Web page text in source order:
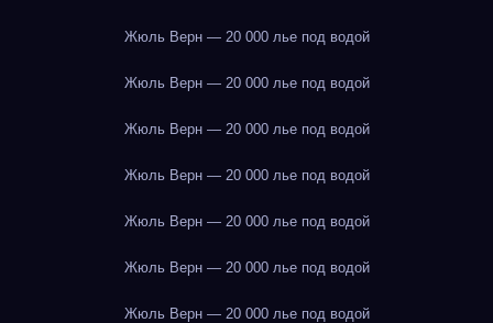
Жюль Верн — 20 000 лье под водой
Жюль Верн — 20 000 лье под водой
Жюль Верн — 20 000 лье под водой
Жюль Верн — 20 000 лье под водой
Жюль Верн — 20 000 лье под водой
Жюль Верн — 20 000 лье под водой
Жюль Верн — 20 000 лье под водой